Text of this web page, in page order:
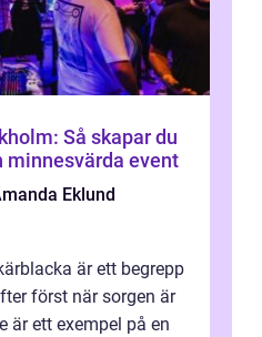
Så skapar du
minnesvärda event
Eklund
är ett begrepp
först när sorgen är
är ett exempel på en